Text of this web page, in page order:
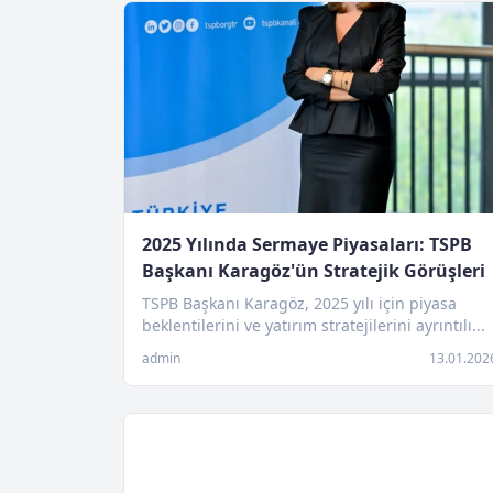
2025 Yılında Sermaye Piyasaları: TSPB
Başkanı Karagöz'ün Stratejik Görüşleri
TSPB Başkanı Karagöz, 2025 yılı için piyasa
beklentilerini ve yatırım stratejilerini ayrıntılı...
admin